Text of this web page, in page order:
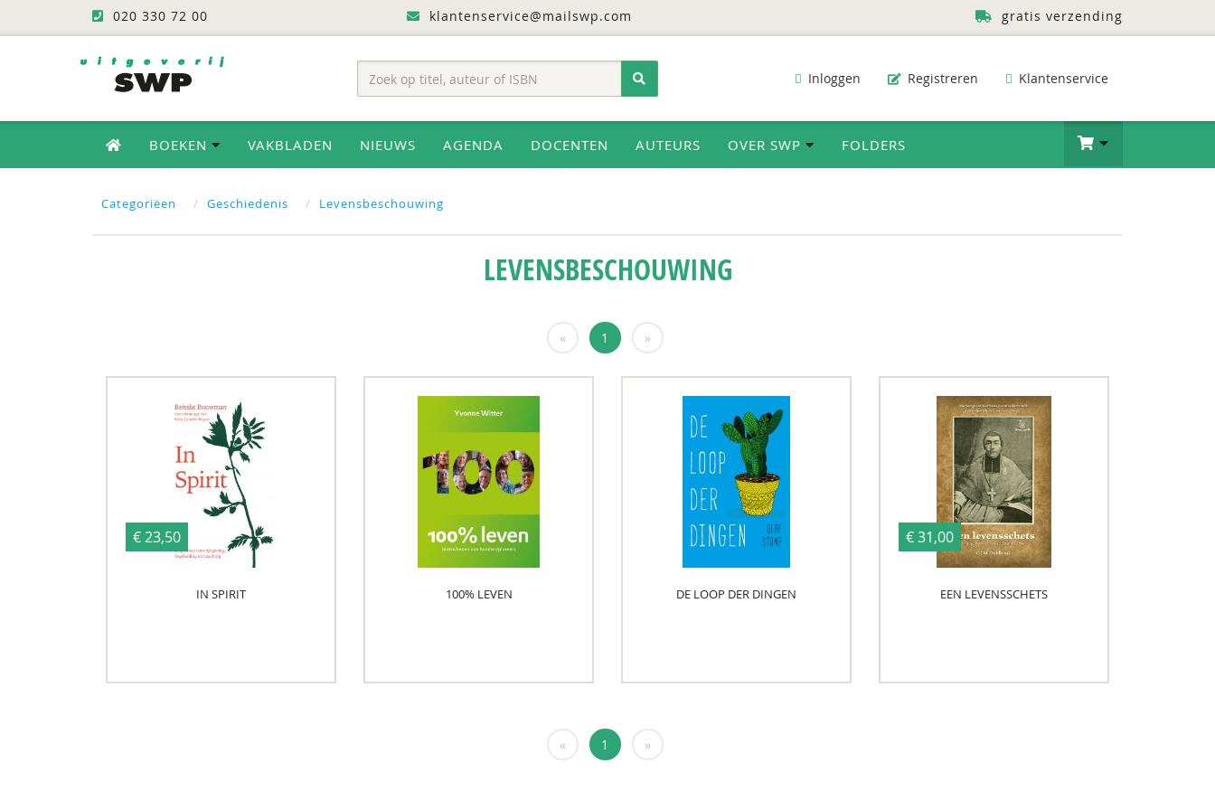
020 330 72 00 klantenservice@mailswp.com gratis verzending
Inloggen Registreren Klantenservice
BOEKEN VAKBLADEN NIEUWS AGENDA DOCENTEN AUTEURS OVER SWP FOLDERS
Categoriëen Geschiedenis Levensbeschouwing
LEVENSBESCHOUWING
« 1 »
€ 23,50
IN SPIRIT ​100% LEVEN DE LOOP DER DINGEN
€ 31,00
EEN LEVENSSCHETS
« 1 »